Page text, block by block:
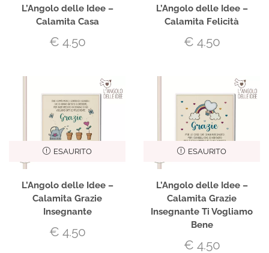
L’Angolo delle Idee –
Calamita Casa
€ 4.50
L’Angolo delle Idee –
Calamita Felicità
€ 4.50
ESAURITO
L’Angolo delle Idee –
Calamita Grazie
Insegnante
€ 4.50
ESAURITO
L’Angolo delle Idee –
Calamita Grazie
Insegnante Ti Vogliamo
Bene
€ 4.50